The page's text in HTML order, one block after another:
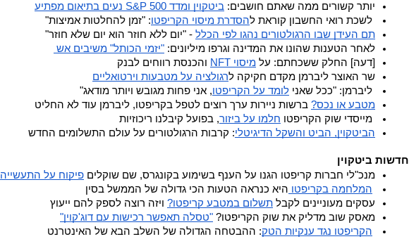
יותר קשורים ממה שאתם חושבים: ביטקוין ומדד S&P 500 נעים בתיאום מפתיע
לשכת רואי החשבון קוראת להסדרת מיסוי הקריפטו: "זמן להחלטות אמיצות"
תם העידן שבו הרגולטורים נהגו לפי הכלל - "יום ללא חוזר הוא יום שלא חוזר"
לאחר הטענות שהונו את המדינה וגרפו מיליונים: "יזמי הכותל" משיבים אש
[דעה] החלק ששכחתם: על מיסוי NFT
והכנסת רווחים לבנק
שר האוצר ליברמן מקדם חקיקה לרגולציה על מטבעות וירטואליים
ליברמן: "ככל שאני לומד על הקריפטו, אני פחות מגובש ויותר מודאג"
מטבע או נכס? ברשות ניירות ערך רוצים לטפל בקריפטו, ליברמן עוד לא החליט
מייסדי שוק הקריפטו חלמו על ביזור, בפועל קיבלנו ריכוזיות
הביטקוין, הביט והשקל הדיגיטלי: קרבות הרגולטורים על עולם התשלומים החדש
חדשות ביטקוין
מנכ"לי חברות קריפטו הגנו על הענף בשימוע בקונגרס, שם שוקלים פיקוח על התעשייה
המלחמה בקריפטו היא כנראה הטעות הכי גדולה של הממשל בסין
עסקים מעוניינים לקבל תשלום במטבע קריפטו? ויזה רוצה לספק להם ייעוץ
מאסק שוב מדליק את שוק הקריפטו? "טסלה תאפשר רכישות עם דוג'קוין"
הקריפטו נגד ענקיות הטק: ההבטחה הגדולה של השלב הבא של האינטרנט